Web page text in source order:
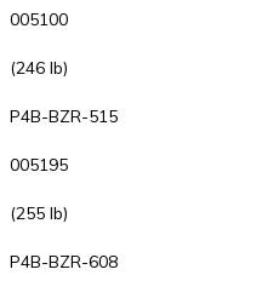
005100
(246 lb)
P4B-BZR-515
005195
(255 lb)
P4B-BZR-608